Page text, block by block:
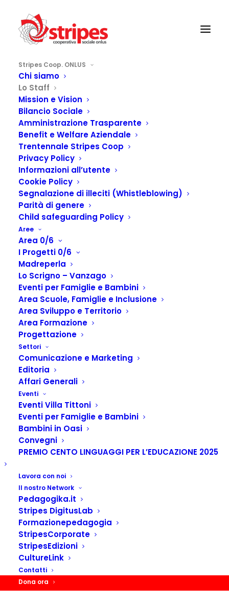
Stripes Coop. ONLUS
Chi siamo
Lo Staff
Mission e Vision
Bilancio Sociale
Amministrazione Trasparente
Benefit e Welfare Aziendale
Trentennale Stripes Coop
Privacy Policy
Informazioni all’utente
Cookie Policy
Segnalazione di illeciti (Whistleblowing)
Parità di genere
Child safeguarding Policy
Aree
Area 0/6
I Progetti 0/6
Madreperla
Lo Scrigno – Vanzago
Eventi per Famiglie e Bambini
Area Scuole, Famiglie e Inclusione
Area Sviluppo e Territorio
Area Formazione
Progettazione
Settori
Comunicazione e Marketing
Editoria
Affari Generali
Eventi
Eventi Villa Tittoni
Eventi per Famiglie e Bambini
Bambini in Oasi
Convegni
PREMIO CENTO LINGUAGGI PER L’EDUCAZIONE 2025
Lavora con noi
Il nostro Network
Pedagogika.it
Stripes DigitusLab
Formazionepedagogia
StripesCorporate
StripesEdizioni
CultureLink
Contatti
Dona ora
Lo Staff
Home Stripes Coop. ONLUS